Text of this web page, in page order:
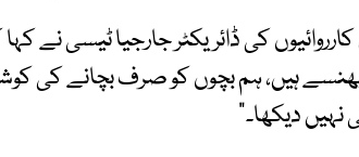
کی ڈائریکٹر جارجیا ٹیسی نے
پھنسے ہیں، ہم بچوں کو صرف بچانے کی